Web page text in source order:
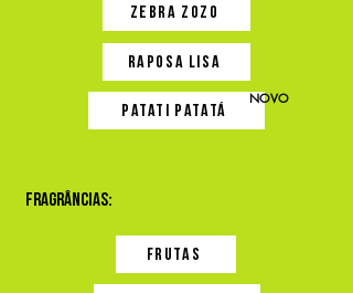
Zebra Zozo
Raposa lisa
Patati Patatá
NOVO
Fragrâncias:
Frutas